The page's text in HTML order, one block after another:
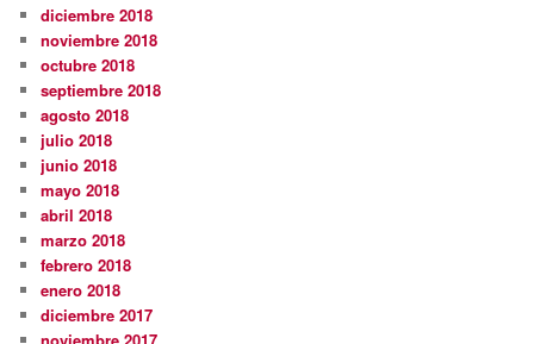
diciembre 2018
noviembre 2018
octubre 2018
septiembre 2018
agosto 2018
julio 2018
junio 2018
mayo 2018
abril 2018
marzo 2018
febrero 2018
enero 2018
diciembre 2017
noviembre 2017